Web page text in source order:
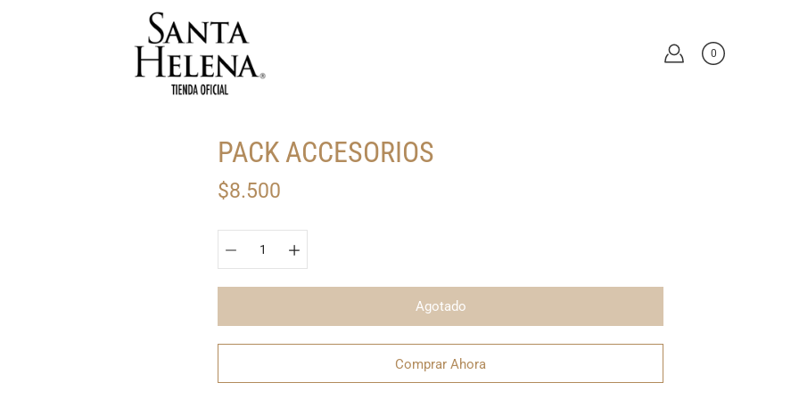
0
PACK ACCESORIOS
$8.500
Seleccionar
Agotado
Comprar Ahora